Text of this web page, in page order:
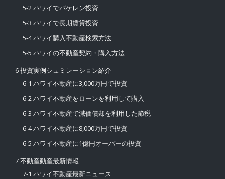
5-2 ハワイでバケレン投資
5-3 ハワイで長期賃貸投資
5-4 ハワイ購入不動産検索方法
5-5 ハワイの不動産契約・購入方法
6 投資実例シュミレーション紹介
6-1 ハワイ不動産に3,000万円で投資
6-2 ハワイ不動産をローンを利用して購入
6-3 ハワイ不動産で減価償却を利用した節税
6-4 ハワイ不動産に8,000万円で投資
6-5 ハワイ不動産に1億円オーバーの投資
7 不動産動産最新情報
7-1 ハワイ不動産最新ニュース